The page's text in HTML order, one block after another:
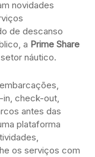
novidades
de descanso
a Prime Share
náutico.
in, check-out,
antes das
plataforma
os serviços com